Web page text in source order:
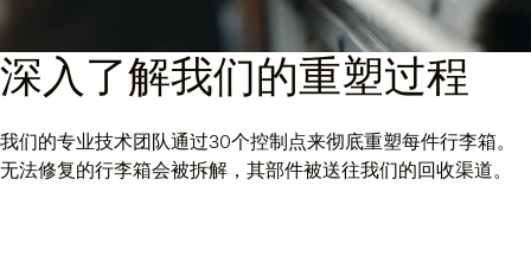
深入了解我们的重塑过程
我们的专业技术团队通过30个控制点来彻底重塑每件行李箱。
无法修复的行李箱会被拆解，其部件被送往我们的回收渠道。